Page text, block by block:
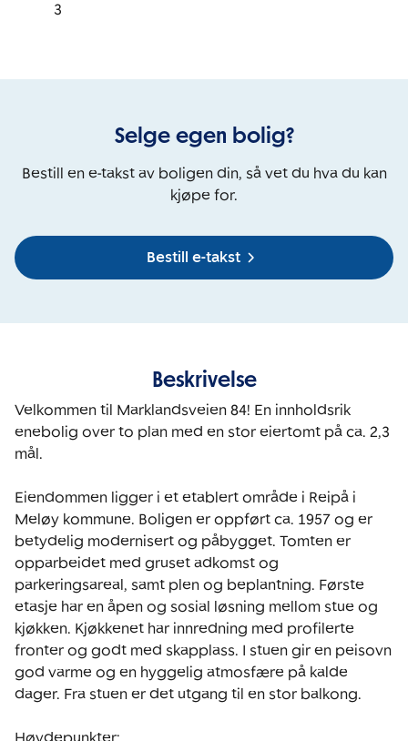
3
Selge egen bolig?
Bestill en e-takst av boligen din, så vet du hva du kan
kjøpe for.
Bestill e-takst
Beskrivelse
Velkommen til Marklandsveien 84! En innholdsrik
enebolig over to plan med en stor eiertomt på ca. 2,3
mål.
Eiendommen ligger i et etablert område i Reipå i
Meløy kommune. Boligen er oppført ca. 1957 og er
betydelig modernisert og påbygget. Tomten er
opparbeidet med gruset adkomst og
parkeringsareal, samt plen og beplantning. Første
etasje har en åpen og sosial løsning mellom stue og
kjøkken. Kjøkkenet har innredning med profilerte
fronter og godt med skapplass. I stuen gir en peisovn
god varme og en hyggelig atmosfære på kalde
dager. Fra stuen er det utgang til en stor balkong.